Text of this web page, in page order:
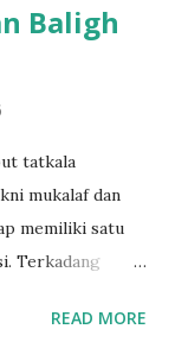
Baligh
tatkala
mukalaf dan
memiliki satu
Terkadang
baligh,
READ MORE